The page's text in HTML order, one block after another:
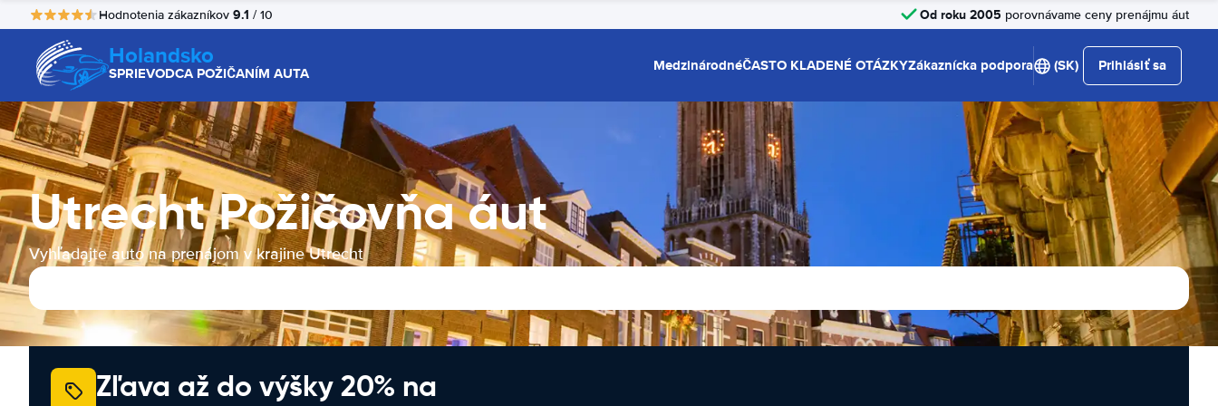
Hodnotenia zákazníkov 9.1 / 10 Od roku 2005 porovnávame ceny prenájmu áut
Holandsko
SPRIEVODCA POŽIČANÍM AUTA MedzinárodnéČASTO KLADENÉ OTÁZKYZákaznícka podpora (SK) Prihlásiť sa
Utrecht Požičovňa áut
Vyhľadajte auto na prenájom v krajine Utrecht
Zľava až do výšky 20% na